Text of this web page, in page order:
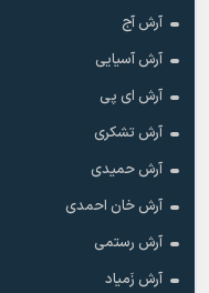
آرش آج
آرش آسیایی
آرش ای پی
آرش تشکری
آرش حمیدی
آرش خان احمدی
آرش رستمى
آرش زَمیاد